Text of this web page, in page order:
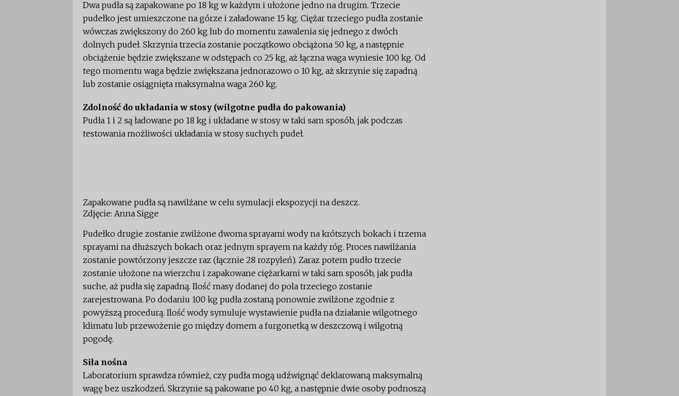
Dwa pudła są zapakowane po 18 kg w każdym i ułożone jedno na drugim. Trzecie
pudełko jest umieszczone na górze i załadowane 15 kg. Ciężar trzeciego pudła zostanie
wówczas zwiększony do 260 kg lub do momentu zawalenia się jednego z dwóch
dolnych pudeł. Skrzynia trzecia zostanie początkowo obciążona 50 kg, a następnie
obciążenie będzie zwiększane w odstępach co 25 kg, aż łączna waga wyniesie 100 kg. Od
tego momentu waga będzie zwiększana jednorazowo o 10 kg, aż skrzynie się zapadną
lub zostanie osiągnięta maksymalna waga 260 kg.
Zdolność do układania w stosy (wilgotne pudła do pakowania)
Pudła 1 i 2 są ładowane po 18 kg i układane w stosy w taki sam sposób, jak podczas
testowania możliwości układania w stosy suchych pudeł.
Zapakowane pudła są nawilżane w celu symulacji ekspozycji na deszcz.
Zdjęcie: Anna Sigge
Pudełko drugie zostanie zwilżone dwoma sprayami wody na krótszych bokach i trzema
sprayami na dłuższych bokach oraz jednym sprayem na każdy róg. Proces nawilżania
zostanie powtórzony jeszcze raz (łącznie 28 rozpyleń). Zaraz potem pudło trzecie
zostanie ułożone na wierzchu i zapakowane ciężarkami w taki sam sposób, jak pudła
suche, aż pudła się zapadną. Ilość masy dodanej do pola trzeciego zostanie
zarejestrowana. Po dodaniu 100 kg pudła zostaną ponownie zwilżone zgodnie z
powyższą procedurą. Ilość wody symuluje wystawienie pudła na działanie wilgotnego
klimatu lub przewożenie go między domem a furgonetką w deszczową i wilgotną
pogodę.
Siła nośna
Laboratorium sprawdza również, czy pudła mogą udźwignąć deklarowaną maksymalną
wagę bez uszkodzeń. Skrzynie są pakowane po 40 kg, a następnie dwie osoby podnoszą